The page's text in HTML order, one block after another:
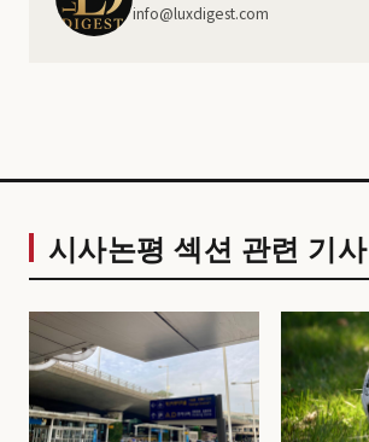
info@luxdigest.com
시사논평 섹션 관련 기사